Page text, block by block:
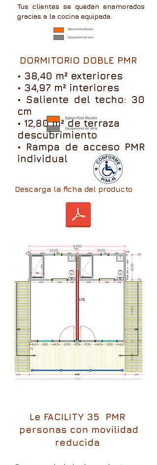
Tus clientes se quedan enamorados
gracias a la cocina equipada.
DORMITORIO DOBLE PMR
• 38,40 m² exteriores
• 34,97 m² interiores
• Saliente del techo: 30
cm
• 12,80 m² de terraza
descubrimiento
• Rampa de acceso PMR
individual
Descarga la ficha del producto
Le FACILITY 35 PMR
personas con movilidad
reducida